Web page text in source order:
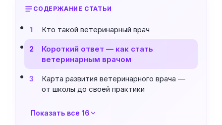
СОДЕРЖАНИЕ СТАТЬИ
1 Кто такой ветеринарный врач
2
Короткий ответ — как стать
ветеринарным врачом
3
Карта развития ветеринарного врача —
от школы до своей практики
Показать все 16